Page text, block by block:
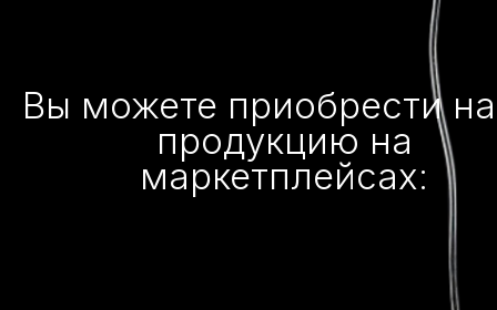
Вы можете приобрести
продукцию на
маркетплейсах: